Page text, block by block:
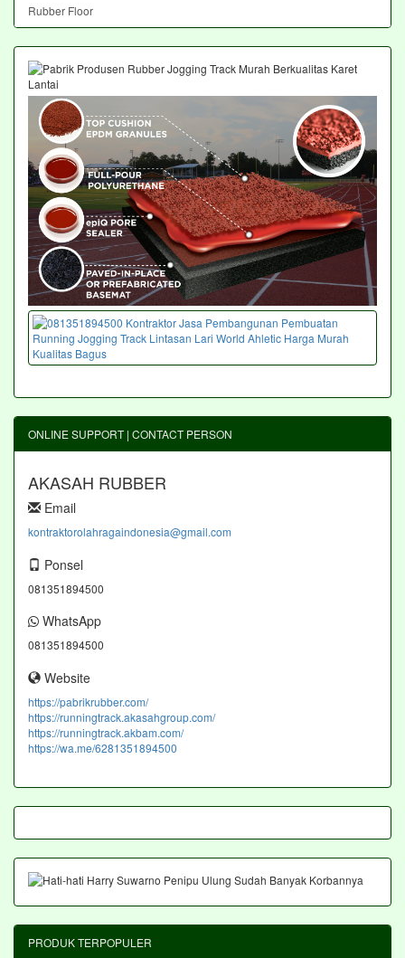
Rubber Floor
ONLINE SUPPORT | CONTACT PERSON
AKASAH RUBBER
Email
kontraktorolahragaindonesia@gmail.com
Ponsel
081351894500
WhatsApp
081351894500
Website
https://pabrikrubber.com/
https://runningtrack.akasahgroup.com/
https://runningtrack.akbam.com/
https://wa.me/6281351894500
PRODUK TERPOPULER